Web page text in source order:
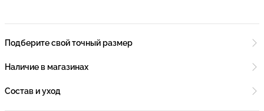
Подберите свой точный размер
Наличие в магазинах
Состав и уход